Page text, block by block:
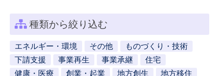
種類から絞り込む
エネルギー・環境 その他
ものづくり・技術
下請支援
事業再生 事業承継
住宅
健康・医療
創業・起業 地方創生
地方移住